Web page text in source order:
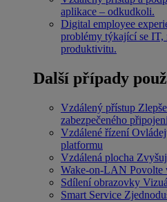
aplikace – odkudkoli.
Digital employee
problémy týkající se IT,
produktivitu.
Další případy
Vzdálený přístup
zabezpečeného
Vzdálené řízení
platformu
Vzdálená plocha
Wake-on-LAN Povolte
Sdílení obrazovky
Smart Service